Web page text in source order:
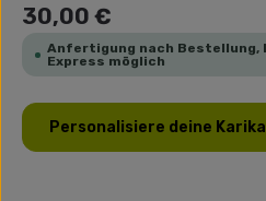
Regulärer Preis:
30,00 €
Anfertigung nach Bestellung,
Express möglich
Personalisiere deine